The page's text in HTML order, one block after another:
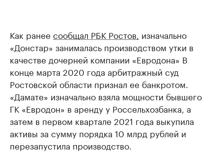
Как ранее сообщал РБК Ростов, изначально
«Донстар» занималась производством утки в
качестве дочерней компании «Евродона» В
конце марта 2020 года арбитражный суд
Ростовской области признал ее банкротом.
«Дамате» изначально взяла мощности бывшего
ГК «Евродон» в аренду у Россельхозбанка, а
затем в первом квартале 2021 года выкупила
активы за сумму порядка 10 млрд рублей и
перезапустила производство.